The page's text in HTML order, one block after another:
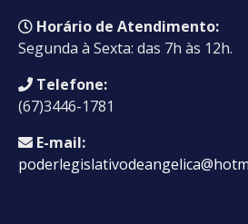
Horário de Atendimento:
Segunda à Sexta: das 7h às 12h.
Telefone:
(67)3446-1781
E-mail: